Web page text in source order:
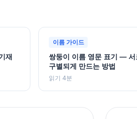
재
이름 가이드
쌍둥이 이름 영문 표기 — 서
구별되게 만드는 방법
읽기 4분